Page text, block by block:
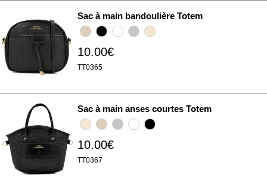
Sac à main bandoulière Totem
10.00€
TT0365
Sac à main anses courtes Totem
10.00€
TT0367